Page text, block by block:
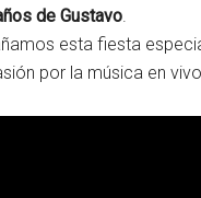
de Gustavo.
esta fiesta
por la música en vivo